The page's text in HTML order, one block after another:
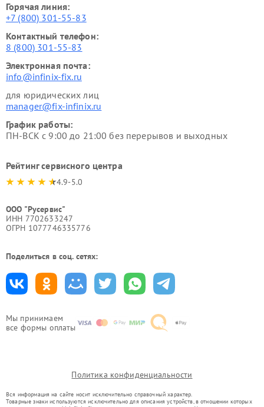
Мы принимаем
все формы оплаты
Горячая линия:
+7 (800) 301-55-83
Контактный телефон:
8 (800) 301-55-83
Электронная почта:
info@infinix-fix.ru
для юридических лиц
manager@fix-infinix.ru
График работы:
ПН-ВСК с 9:00 до 21:00 без перерывов и выходных
Рейтинг сервисного центра
4.9-5.0
ООО "Русервис"
ИНН 7702633247
ОГРН 1077746335776
Поделиться в соц. сетях:
Политика конфиденциальности
Вся информация на сайте носит исключительно справочный характер.
Товарные знаки используются исключительно для описания устройств, в отношении которых